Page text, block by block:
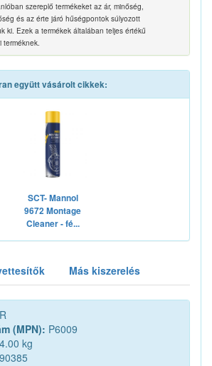
szereplő termékeket az ár, minőség,
és az érte járó hűségpontok súlyozott
ki. Ezek a termékek általában teljes értékű
terméknek.
együtt vásárolt cikkek:
SCT- Mannol
9672 Montage
Cleaner - fé...
Más kiszerelés
(MPN): P6009
kg